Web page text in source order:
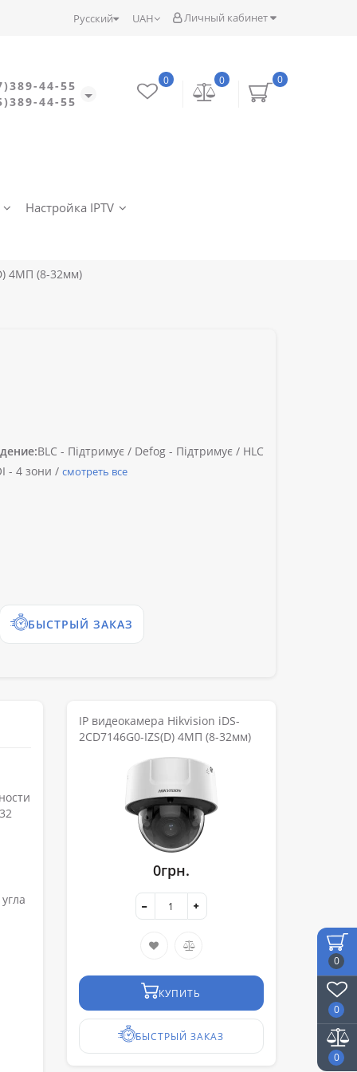
0
0
0
Личный кабинет
UAH
Русский
44-55
44-55
0
0
0
Настройка IPTV
4МП (8-32мм)
BLC - Підтримує / Defog - Підтримує / HLC
- 4 зони / смотреть все
БЫСТРЫЙ ЗАКАЗ
IP видеокамера Hikvision іDS-
2CD7146G0-IZS(D) 4МП (8-32мм)
0грн.
КУПИТЬ
БЫСТРЫЙ ЗАКАЗ